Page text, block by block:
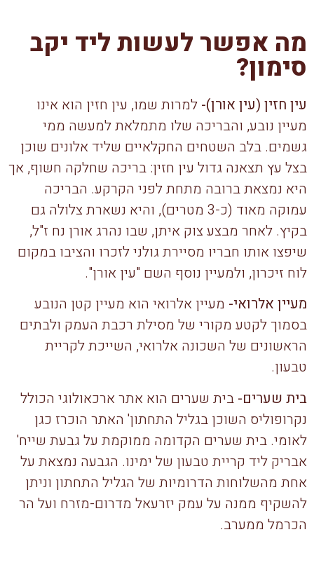
מה אפשר לעשות ליד יקב
סימון?
עין חזין (עין אורן)- למרות שמו, עין חזין הוא אינו
מעיין נובע, והבריכה שלו מתמלאת למעשה ממי
גשמים. בלב השטחים החקלאיים שליד אלונים שוכן
בצל עץ תצאנה גדול עין חזין: בריכה שחלקה חשוף, אך
היא נמצאת ברובה מתחת לפני הקרקע. הבריכה
עמוקה מאוד (כ-3 מטרים), והיא נשארת צלולה גם
בקיץ. לאחר מבצע צוק איתן, שבו נהרג אורן נח ז"ל,
שיפצו אותו חבריו מסיירת גולני לזכרו והציבו במקום
לוח זיכרון, ולמעיין נוסף השם "עין אורן".
מעיין אלרואי- מעיין אלרואי הוא מעיין קטן הנובע
בסמוך לקטע מקורי של מסילת רכבת העמק ולבתים
הראשונים של השכונה אלרואי, השייכת לקריית
טבעון.
בית שערים- בית שערים הוא אתר ארכאולוגי הכולל
נקרופוליס השוכן בגליל התחתון' האתר הוכרז כגן
לאומי. בית שערים הקדומה ממוקמת על גבעת שייח'
אבריק ליד קריית טבעון של ימינו. הגבעה נמצאת על
אחת מהשלוחות הדרומיות של הגליל התחתון וניתן
להשקיף ממנה על עמק יזרעאל מדרום-מזרח ועל הר
הכרמל ממערב.